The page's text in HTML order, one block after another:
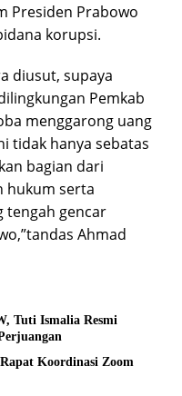
Presiden Prabowo
korupsi.
diusut, supaya
Pemkab
menggarong uang
tidak hanya sebatas
bagian dari
hukum serta
tengah gencar
Ahmad
Tuti Ismalia Resmi
Koordinasi Zoom